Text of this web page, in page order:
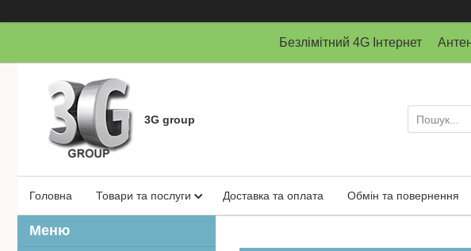
Безлімітний 4G Інтернет
3G group
Головна Товари та послуги Доставка та оплата Обмін та повернення